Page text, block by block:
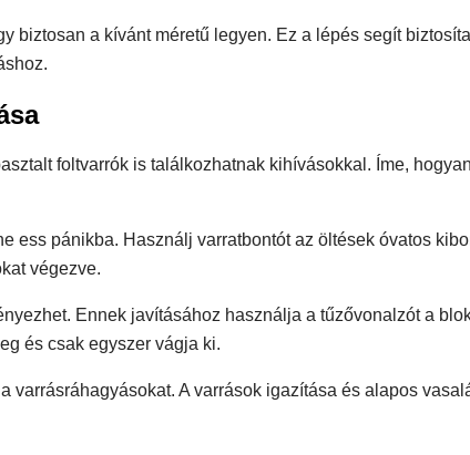
biztosan a kívánt méretű legyen. Ez a lépés segít
foltvarrók is találkozhatnak kihívásokkal. Íme,
ess pánikba. Használj varratbontót az öltések óvatos
végezve.
Ennek javításához használja a tűzővonalzót a
és csak egyszer vágja ki.
varrásráhagyásokat. A varrások igazítása és alapos